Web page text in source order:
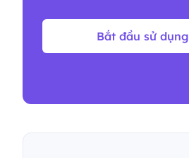
Bắt đầu sử dụng